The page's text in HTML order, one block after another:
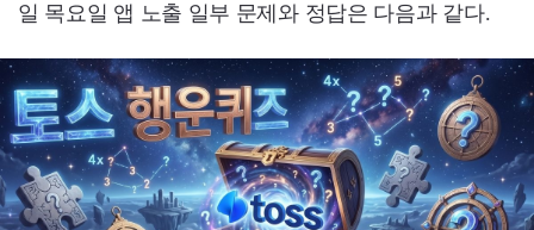
일 목요일 앱 노출 일부 문제와 정답은 다음과 같다.